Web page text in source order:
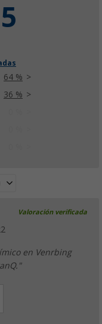
toilet, bucket
64 %
36 %
Valoración verificada
en Venrbing